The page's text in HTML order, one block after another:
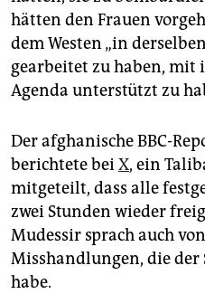
hätten den Frauen
dem Westen „in
gearbeitet zu haben, mit
Agenda unterstützt zu
Der afghanische BBC-
berichtete beiX, ein
mitgeteilt, dass alle
zwei Stunden wieder
Mudessir sprach auch
Misshandlungen, die der
habe.